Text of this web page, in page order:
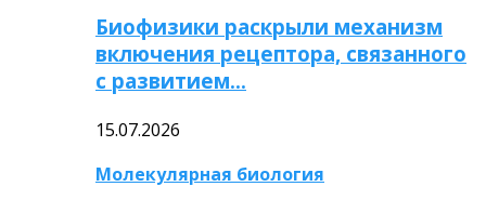
Биофизики раскрыли механизм
включения рецептора, связанного
с развитием…
15.07.2026
Молекулярная биология